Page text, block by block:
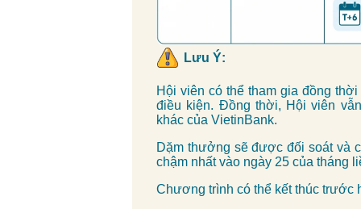
Lưu Ý:
Hội viên có thể tham gia đồng
điều kiện. Đồng thời, Hội viên
khác của VietinBank.
Dặm thưởng sẽ được đối soát và
chậm nhất vào ngày 25 của tháng
Chương trình có thể kết thúc trước